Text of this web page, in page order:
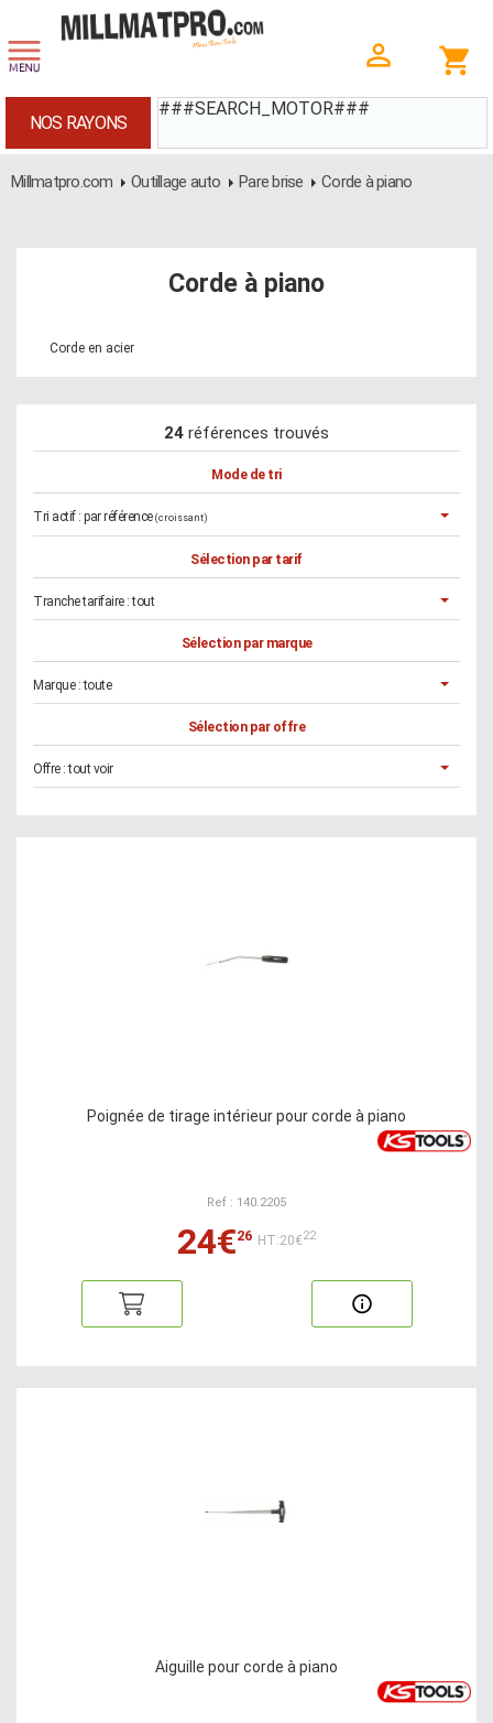
###SEARCH_MOTOR###
NOS RAYONS
Millmatpro.com Outillage auto Pare brise Corde à piano
Corde à piano
Corde en acier
24 références trouvés
Mode de tri
Tri actif : par référence (croissant)
Sélection par tarif
Tranche tarifaire :tout
Sélection par marque
Marque :toute
Sélection par offre
Offre :tout voir
Poignée de tirage intérieur pour corde à piano
Ref : 140.2205
24€26 HT:20€22
Aiguille pour corde à piano